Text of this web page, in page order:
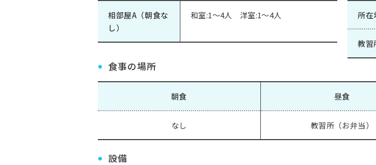
相部屋A（朝食な
し）
和室:1～4人 洋室:1～4人 所在
教習
食事の場所
朝食
なし
昼食
教習所（お弁当）
設備